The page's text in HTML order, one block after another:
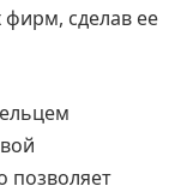
сделав ее
позволяет